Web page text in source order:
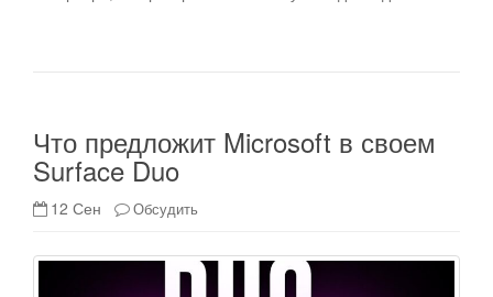
Что предложит Microsoft в своем
Surface Duo
12 Сен Обсудить